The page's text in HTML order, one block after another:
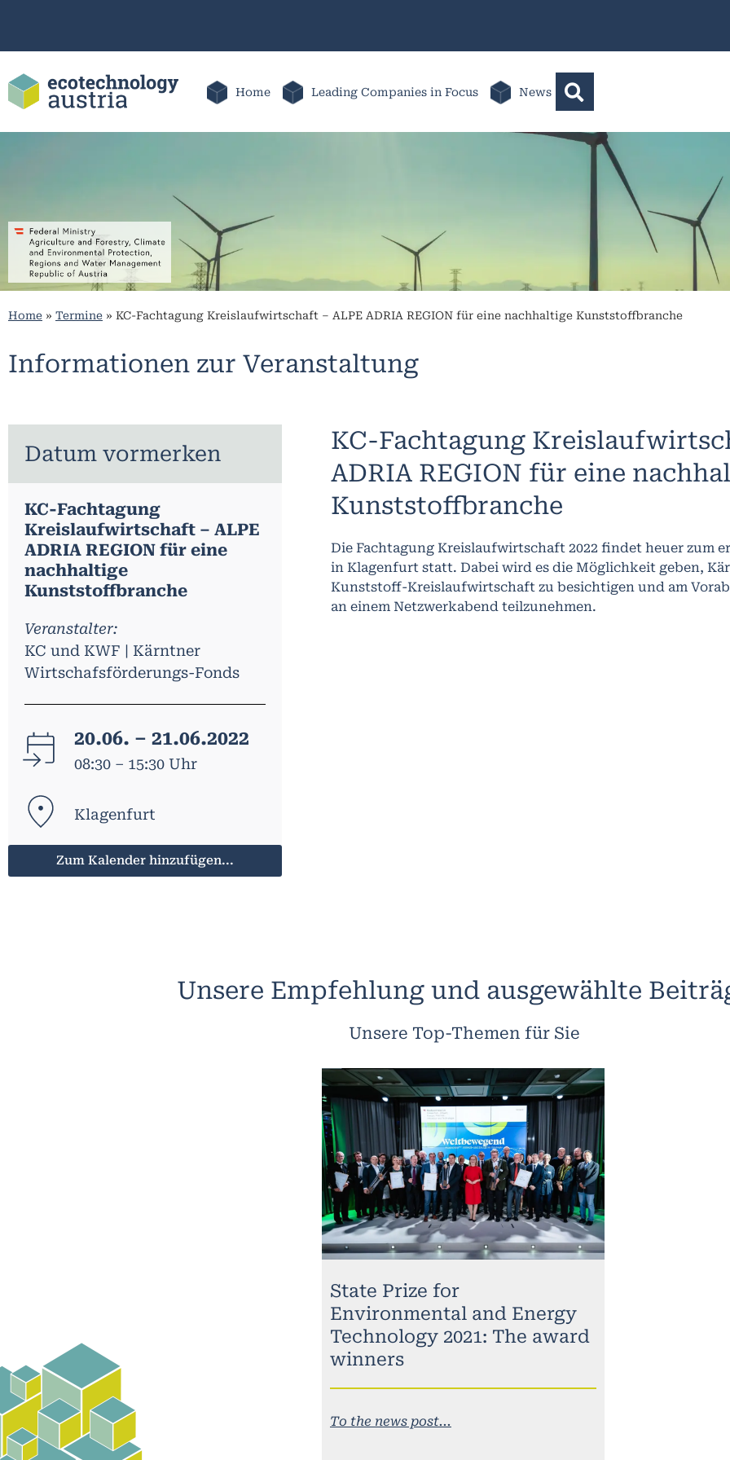
Home Leading Companies in Focus News
Home » Termine » KC-Fachtagung Kreislaufwirtschaft – ALPE ADRIA REGION für eine nachhaltige Kunststoffbranche
Informationen zur Veranstaltung
Datum vormerken
KC-Fachtagung
Kreislaufwirtschaft – ALPE
ADRIA REGION für eine
nachhaltige
Kunststoffbranche
Veranstalter:
KC und KWF | Kärntner
Wirtschafsförderungs-Fonds
20.06. – 21.06.2022
08:30 – 15:30 Uhr
Klagenfurt
Zum Kalender hinzufügen...
KC-Fachtagung
ADRIA REGION für eine
Kunststoffbranche
Die Fachtagung Kreislaufwirtschaft 2022 findet heuer zum
in Klagenfurt statt. Dabei wird es die Möglichkeit geben,
Kunststoff-Kreislaufwirtschaft zu besichtigen und am
an einem Netzwerkabend teilzunehmen.
Unsere Empfehlung und ausgewählte
Unsere Top-Themen für Sie
State Prize for
Environmental and Energy
Technology 2021: The award
winners
To the news post...